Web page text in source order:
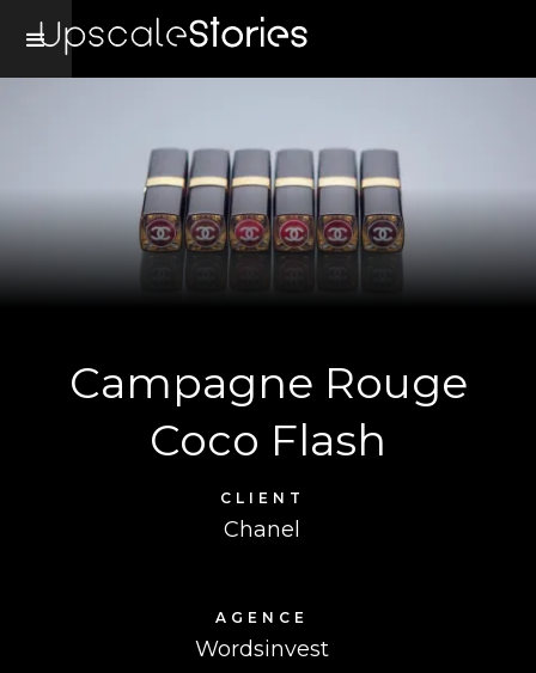
Campagne Rouge
Coco Flash
CLIENT
Chanel
AGENCE
Wordsinvest